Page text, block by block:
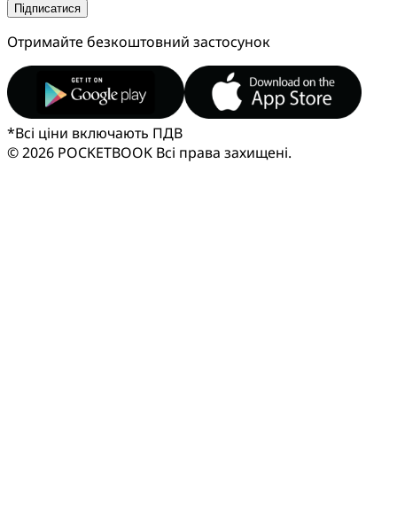
Підписатися
Отримайте безкоштовний застосунок
*Всі ціни включають ПДВ
© 2026 POCKETBOOK Всі права захищені.